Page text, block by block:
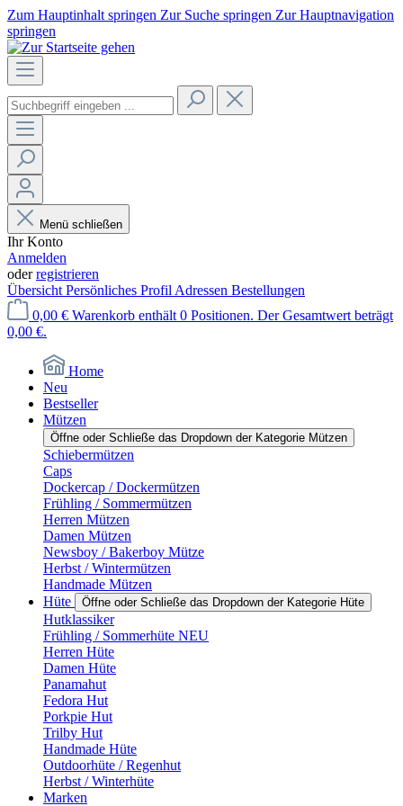
Zum Hauptinhalt springen Zur Suche springen Zur Hauptnavigation
springen
Menü schließen
Ihr Konto
Anmelden
oderregistrieren
Übersicht Persönliches Profil Adressen Bestellungen
0,00 € Warenkorb enthält 0 Positionen. Der Gesamtwert beträgt
0,00 €.
Home
Neu
Bestseller
Mützen
Öffne oder Schließe das Dropdown der Kategorie Mützen
Schiebermützen
Caps
Dockercap / Dockermützen
Frühling / Sommermützen
Herren Mützen
Damen Mützen
Newsboy / Bakerboy Mütze
Herbst / Wintermützen
Handmade Mützen
Hüte
Öffne oder Schließe das Dropdown der Kategorie Hüte
Hutklassiker
Frühling / Sommerhüte NEU
Herren Hüte
Damen Hüte
Panamahut
Fedora Hut
Porkpie Hut
Trilby Hut
Handmade Hüte
Outdoorhüte / Regenhut
Herbst / Winterhüte
Marken